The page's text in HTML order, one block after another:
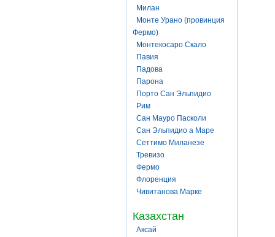
Милан
Монте Урано (провинция
Фермо)
Монтекосаро Скало
Павия
Падова
Парона
Порто Сан Эльпидио
Рим
Сан Мауро Пасколи
Сан Эльпидио а Маре
Сеттимо Миланезе
Тревизо
Фермо
Флоренция
Чивитанова Марке
Казахстан
Аксай